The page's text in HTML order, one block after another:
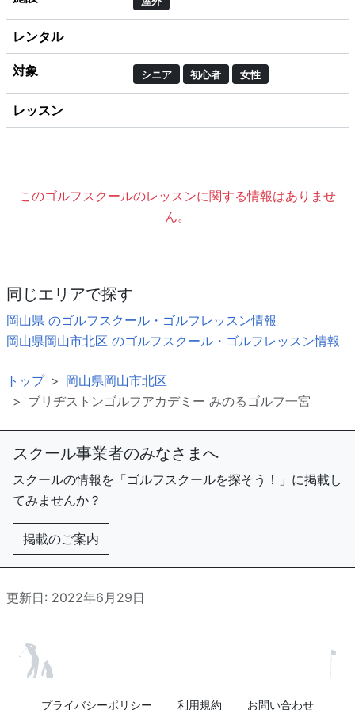
レンタル
対象 シニア 初心者 女性
レッスン
このゴルフスクールのレッスンに関する情報はありませ
ん。
同じエリアで探す
岡山県 のゴルフスクール・ゴルフレッスン情報
岡山県岡山市北区 のゴルフスクール・ゴルフレッスン情報
トップ
岡山県岡山市北区
ブリヂストンゴルフアカデミー みのるゴルフ一宮
スクール事業者のみなさまへ
スクールの情報を「ゴルフスクールを探そう！」に掲載し
てみませんか？
掲載のご案内
更新日: 2022年6月29日
プライバシーポリシー 利用規約 お問い合わせ